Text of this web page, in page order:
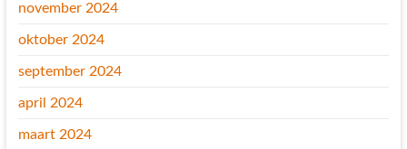
november 2024
oktober 2024
september 2024
april 2024
maart 2024